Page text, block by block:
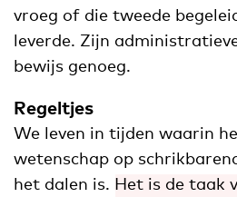
vroeg of die tweede
leverde. Zijn
bewijs genoeg.
Regeltjes
We leven in tijden waarin
wetenschap op
het dalen is. Het is de taak